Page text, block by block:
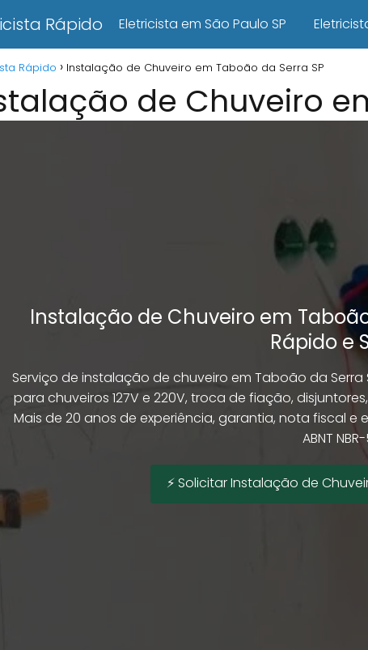
Rápido Eletricista em São Paulo SP
Rápido Instalação de Chuveiro em Taboão da Serra SP
de Chuveiro
Instalação de Chuveiro em
Rápido e
Serviço de instalação de chuveiro em Taboão da
para chuveiros 127V e 220V, troca de fiação,
Mais de 20 anos de experiência, garantia, nota fiscal e
ABNT
⚡ Solicitar Instalação de